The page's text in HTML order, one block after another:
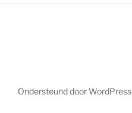
Ondersteund door WordPress